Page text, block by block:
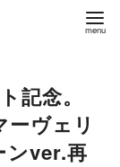
記念。
ヴェリ
ンver.再